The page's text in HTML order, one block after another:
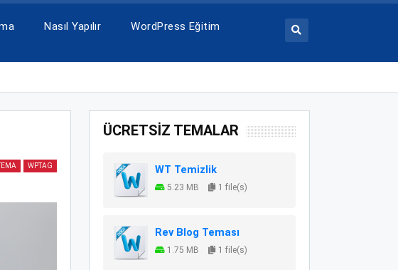
Nasıl Yapılır
WordPress Eğitim
WPTAG
ÜCRETSİZ TEMALAR
WT Temizlik
5.23 MB 1 file(s)
Rev Blog Teması
1.75 MB 1 file(s)